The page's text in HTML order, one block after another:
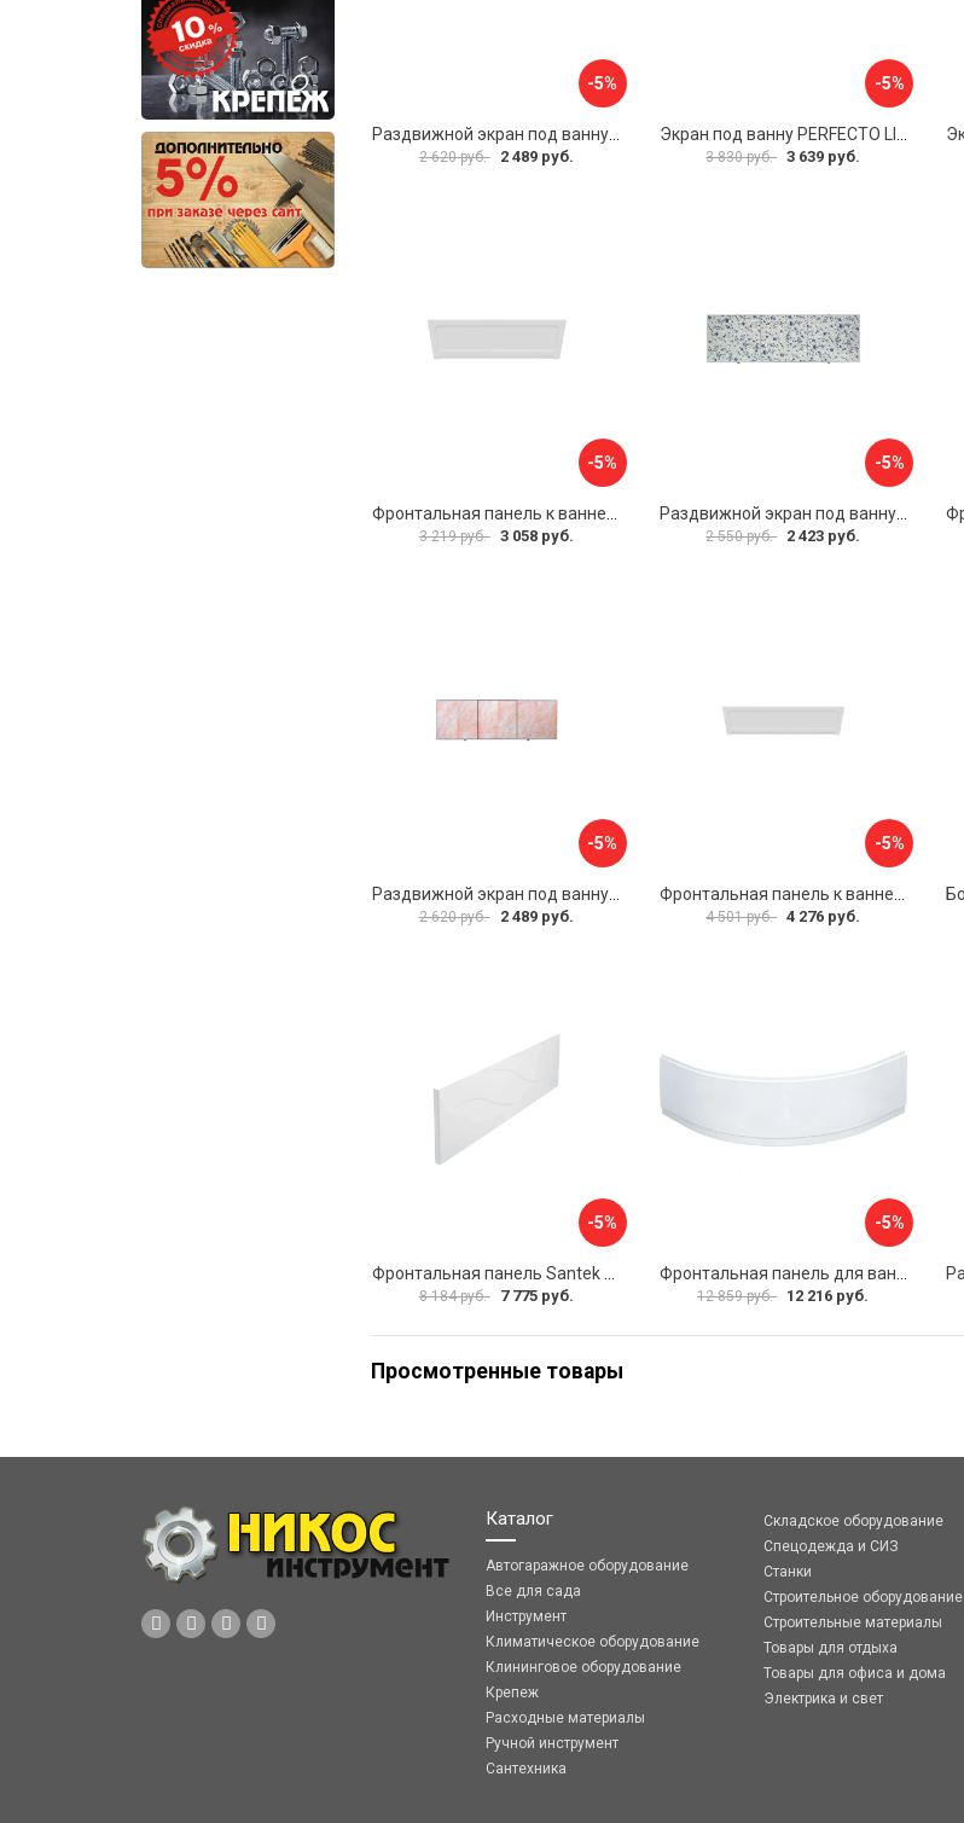
-5%
2 620 руб. 2 489 руб.
-5%
3 830 руб. 3 639 руб.
-5%
Фронтальная панель к ванне Мия Aquatek 00000089315
3 219 руб. 3 058 руб.
-5%
Раздвижной экран под ванну PERFECTO LINEA 36-001511
2 550 руб. 2 423 руб.
-5%
2 620 руб. 2 489 руб.
-5%
4 501 руб. 4 276 руб.
-5%
8 184 руб. 7 775 руб.
-5%
12 859 руб. 12 216 руб.
Просмотренные товары
Каталог
Автогаражное оборудование
Все для сада
Инструмент
Климатическое оборудование
Клининговое оборудование
Крепеж
Расходные материалы
Ручной инструмент
Сантехника
Складское оборудование
Спецодежда и СИЗ
Станки
Строительное оборудование
Строительные материалы
Товары для отдыха
Товары для офиса и дома
Электрика и свет